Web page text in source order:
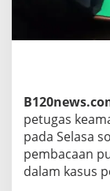
petugas
pada Selasa
pembacaan
dalam kasus